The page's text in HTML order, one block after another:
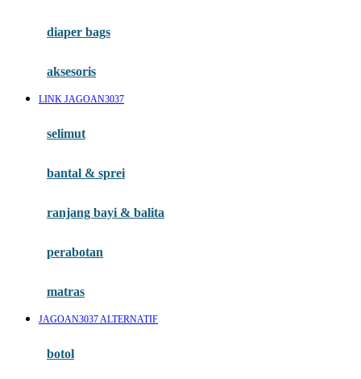
Gb
Habbie
Haenim
Hauck
Havaianas
diaper bags
aksesoris
LINK JAGOAN3037
selimut
bantal & sprei
ranjang bayi & balita
perabotan
matras
JAGOAN3037 ALTERNATIF
botol